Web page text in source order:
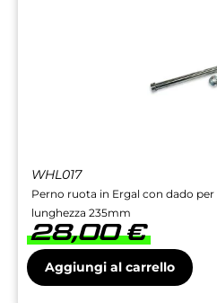
WHL017
Perno ruota in Ergal con dado per
lunghezza 235mm
28,00€
Aggiungi al carrello